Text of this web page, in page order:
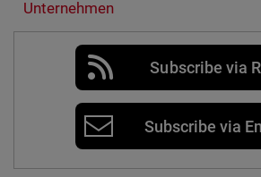
Unternehmen
Subscribe via
Subscribe via